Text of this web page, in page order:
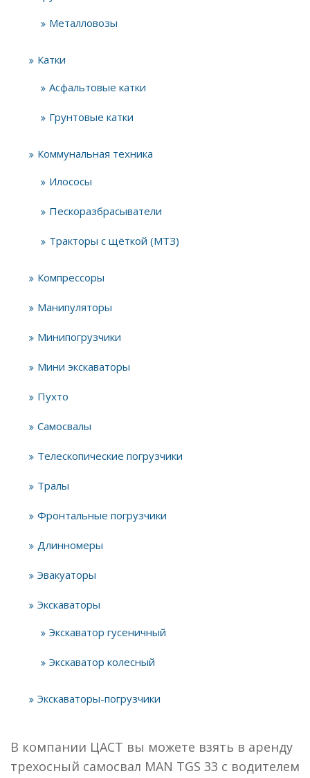
Металловозы
Катки
Асфальтовые катки
Грунтовые катки
Коммунальная техника
Илососы
Пескоразбрасыватели
Тракторы с щёткой (МТЗ)
Компрессоры
Манипуляторы
Минипогрузчики
Мини экскаваторы
Пухто
Самосвалы
Телескопические погрузчики
Тралы
Фронтальные погрузчики
Длинномеры
Эвакуаторы
Экскаваторы
Экскаватор гусеничный
Экскаватор колесный
Экскаваторы-погрузчики
В компании ЦАСТ вы можете взять в аренду
трехосный самосвал MAN TGS 33 с водителем